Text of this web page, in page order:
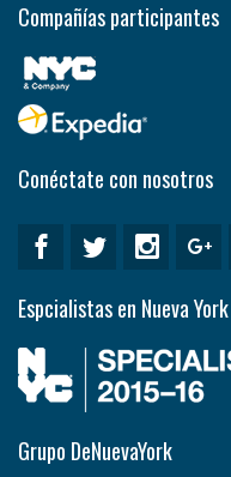
Compañías participantes
Conéctate con nosotros
Espcialistas en Nueva York
Grupo DeNuevaYork